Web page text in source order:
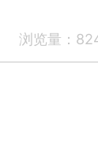
浏览量：